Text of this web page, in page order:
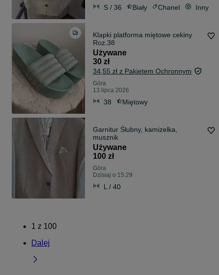
S / 36 Biały Chanel Inny
Klapki platforma miętowe cekiny
Roz.38
Używane
30 zł
34,55 zł z Pakietem Ochronnym
Góra
13 lipca 2026
38 Miętowy
Garnitur Ślubny, kamizelka,
musznik
Używane
100 zł
Góra
Dzisiaj o 15:29
L / 40
1 z 100
Dalej